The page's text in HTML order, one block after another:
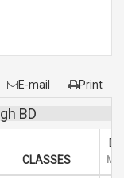
E-mail Print
BD
CLASSES M